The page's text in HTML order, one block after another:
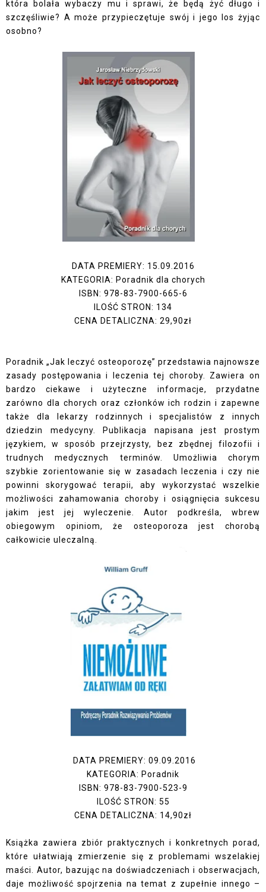
która bolała wybaczy mu i sprawi, że będą żyć długo i
szczęśliwie? A może przypieczętuje swój i jego los żyjąc
osobno?
DATA PREMIERY: 15.09.2016
KATEGORIA: Poradnik dla chorych
ISBN: 978-83-7900-665-6
ILOŚĆ STRON: 134
CENA DETALICZNA: 29,90zł
Poradnik „Jak leczyć osteoporozę” przedstawia najnowsze
zasady postępowania i leczenia tej choroby. Zawiera on
bardzo ciekawe i użyteczne informacje, przydatne
zarówno dla chorych oraz członków ich rodzin i zapewne
także dla lekarzy rodzinnych i specjalistów z innych
dziedzin medycyny. Publikacja napisana jest prostym
językiem, w sposób przejrzysty, bez zbędnej filozofii i
trudnych medycznych terminów. Umożliwia chorym
szybkie zorientowanie się w zasadach leczenia i czy nie
powinni skorygować terapii, aby wykorzystać wszelkie
możliwości zahamowania choroby i osiągnięcia sukcesu
jakim jest jej wyleczenie. Autor podkreśla, wbrew
obiegowym opiniom, że osteoporoza jest chorobą
całkowicie uleczalną.
DATA PREMIERY: 09.09.2016
KATEGORIA: Poradnik
ISBN: 978-83-7900-523-9
ILOŚĆ STRON: 55
CENA DETALICZNA: 14,90zł
Książka zawiera zbiór praktycznych i konkretnych porad,
które ułatwiają zmierzenie się z problemami wszelakiej
maści. Autor, bazując na doświadczeniach i obserwacjach,
daje możliwość spojrzenia na temat z zupełnie innego –